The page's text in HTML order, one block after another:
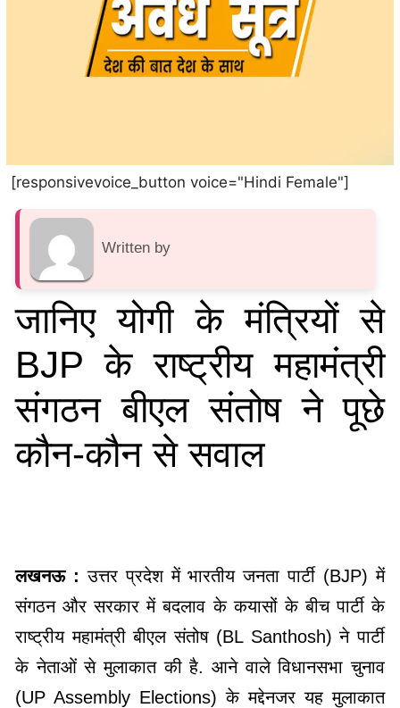
[responsivevoice_button voice="Hindi Female"]
Written by
जानिए योगी के मंत्रियों से
BJP के राष्ट्रीय महामंत्री
संगठन बीएल संतोष ने पूछे
कौन-कौन से सवाल
लखनऊ :उत्तर प्रदेश में भारतीय जनता पार्टी (BJP) में
संगठन और सरकार में बदलाव के कयासों के बीच पार्टी के
राष्ट्रीय महामंत्री बीएल संतोष (BL Santhosh) ने पार्टी
के नेताओं से मुलाकात की है. आने वाले विधानसभा चुनाव
(UP Assembly Elections) के मद्देनजर यह मुलाकात